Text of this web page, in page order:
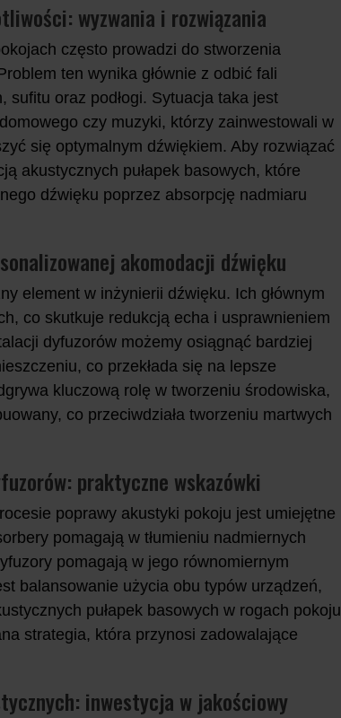
wyzwania i rozwiązania
często prowadzi do stworzenia
ten wynika głównie z odbić fali
oraz podłogi. Sytuacja taka jest
czy muzyki, którzy zainwestowali w
się optymalnym dźwiękiem. Aby rozwiązać
akustycznych pułapek basowych, które
dźwięku poprzez absorpcję nadmiaru
akomodacji dźwięku
element w inżynierii dźwięku. Ich głównym
co skutkuje redukcją echa i usprawnieniem
dyfuzorów możemy osiągnąć bardziej
co przekłada się na lepsze
kluczową rolę w tworzeniu środowiska,
co przeciwdziała tworzeniu martwych
praktyczne wskazówki
poprawy akustyki pokoju jest umiejętne
pomagają w tłumieniu nadmiernych
pomagają w jego równomiernym
balansowanie użycia obu typów urządzeń,
pułapek basowych w rogach pokoju
strategia, która przynosi zadowalające
inwestycja w jakościowy